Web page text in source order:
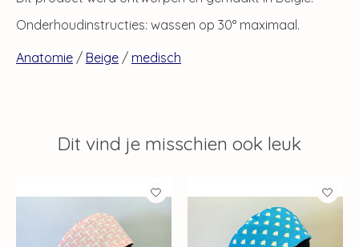
Onderhoudinstructies: wassen op 30° maximaal.
Anatomie / Beige / medisch
Dit vind je misschien ook leuk
Items van productcarrousel